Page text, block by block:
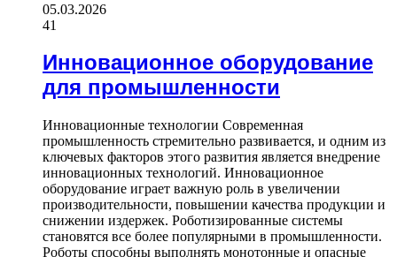
05.03.2026
41
Инновационное оборудование
для промышленности
Инновационные технологии Современная
промышленность стремительно развивается, и одним из
ключевых факторов этого развития является внедрение
инновационных технологий. Инновационное
оборудование играет важную роль в увеличении
производительности, повышении качества продукции и
снижении издержек. Роботизированные системы
становятся все более популярными в промышленности.
Роботы способны выполнять монотонные и опасные